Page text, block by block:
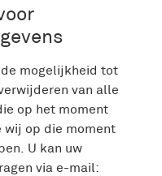
mogelijkheid tot
van alle
op het moment
wij op die moment
U kan uw
via e-mail: